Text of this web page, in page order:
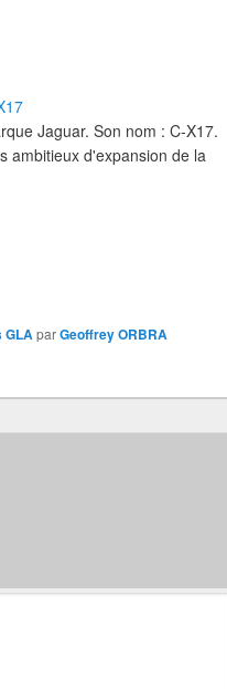
Jaguar. Son nom : C-X17.
ambitieux d'expansion de la
GLAparGeoffrey ORBRA